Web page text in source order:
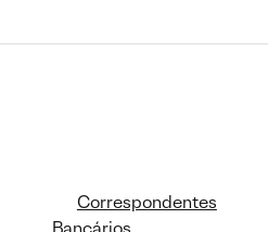
Correspondentes